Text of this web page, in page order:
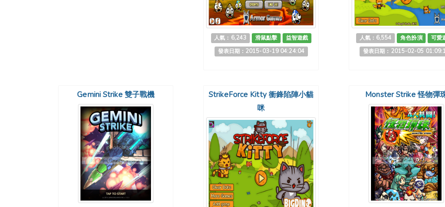
人氣：6,243 滑鼠點擊
益智遊戲
發表日期：2015-03-19 04:24:04
人氣：6,554 角色扮演
可愛
發表日期：2015-02-05
Gemini Strike 雙子戰機
StrikeForce Kitty 衝鋒陷陣小貓
咪
Monster Strike 怪物彈